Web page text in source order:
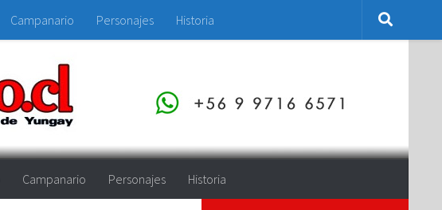
Campanario Personajes Historia
Campanario Personajes Historia